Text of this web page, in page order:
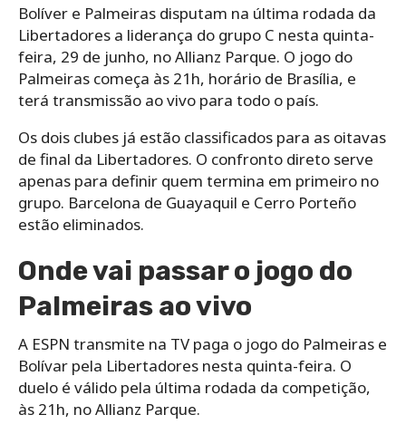
Bolíver e Palmeiras disputam na última rodada da
Libertadores a liderança do grupo C nesta quinta-
feira, 29 de junho, no Allianz Parque. O jogo do
Palmeiras começa às 21h, horário de Brasília, e
terá transmissão ao vivo para todo o país.
Os dois clubes já estão classificados para as oitavas
de final da Libertadores. O confronto direto serve
apenas para definir quem termina em primeiro no
grupo. Barcelona de Guayaquil e Cerro Porteño
estão eliminados.
Onde vai passar o jogo do
Palmeiras ao vivo
A ESPN transmite na TV paga o jogo do Palmeiras e
Bolívar pela Libertadores nesta quinta-feira. O
duelo é válido pela última rodada da competição,
às 21h, no Allianz Parque.